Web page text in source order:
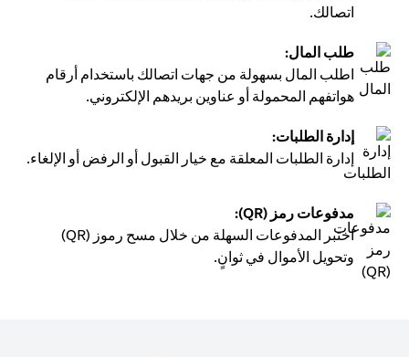
اتصالك.
طلب المال:
اطلب المال بسهولة من جهات اتصالك باستخدام أرقام
هواتفهم المحمولة أو عناوين بريدهم الإلكتروني.
إدارة الطلبات:
إدارة الطلبات المعلقة مع خيار القبول أو الرفض أو الإلغاء.
مدفوعات رمز (QR):
اختبر المدفوعات السهلة من خلال مسح رموز (QR)
وتحويل الأموال في ثوانٍ.